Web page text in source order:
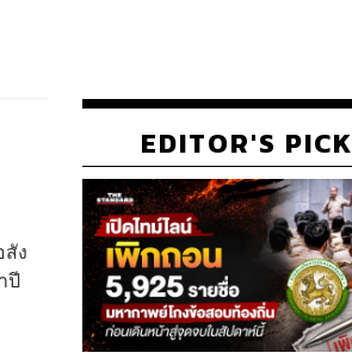
ง
ปี
EDITOR'S PICK